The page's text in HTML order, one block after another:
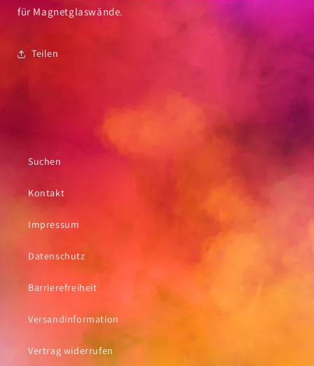
für Magnetglaswände.
Teilen
Suchen
Kontakt
Impressum
Datenschutz
Barrierefreiheit
Versandinformation
Vertrag widerrufen